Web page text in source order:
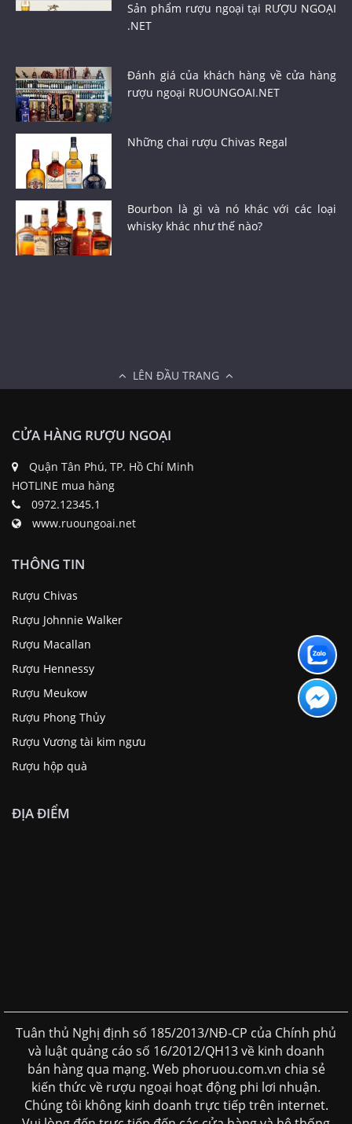
Sản phẩm rượu ngoại tại RƯỢU NGOẠI
.NET
Đánh giá của khách hàng về cửa hàng
rượu ngoại RUOUNGOAI.NET
Những chai rượu Chivas Regal
Bourbon là gì và nó khác với các loại
whisky khác như thế nào?
LÊN ĐẦU TRANG
CỬA HÀNG RƯỢU NGOẠI
Quận Tân Phú, TP. Hồ Chí Minh
HOTLINE mua hàng
0972.12345.1
www.ruoungoai.net
THÔNG TIN
Rượu Chivas
Rượu Johnnie Walker
Rượu Macallan
Rượu Hennessy
Rượu Meukow
Rượu Phong Thủy
Rượu Vương tài kim ngưu
Rượu hộp quà
ĐỊA ĐIỂM
Tuân thủ Nghị định số 185/2013/NĐ-CP của Chính phủ
và luật quảng cáo số 16/2012/QH13 về kinh doanh
bán hàng qua mạng. Web phoruou.com.vn chia sẻ
kiến thức về rượu ngoại hoạt động phi lơi nhuận.
Chúng tôi không kinh doanh trực tiếp trên internet.